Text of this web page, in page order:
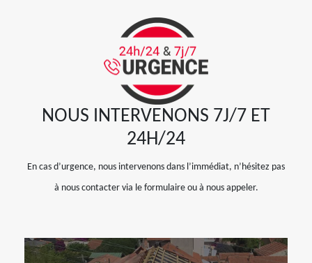
NOUS INTERVENONS 7J/7 ET
24H/24
En cas d’urgence, nous intervenons dans l’immédiat, n’hésitez pas
à nous contacter via le formulaire ou à nous appeler.